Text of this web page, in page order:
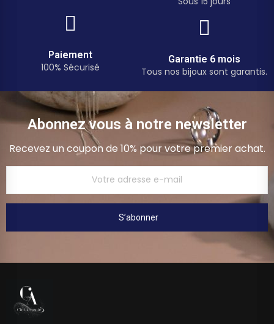
Paiement
100% Sécurisé
Garantie 6 mois
Tous nos bijoux sont garantis.
Abonnez vous à notre newsletter
Recevez un coupon de 10% pour votre premier achat.
S’abonner